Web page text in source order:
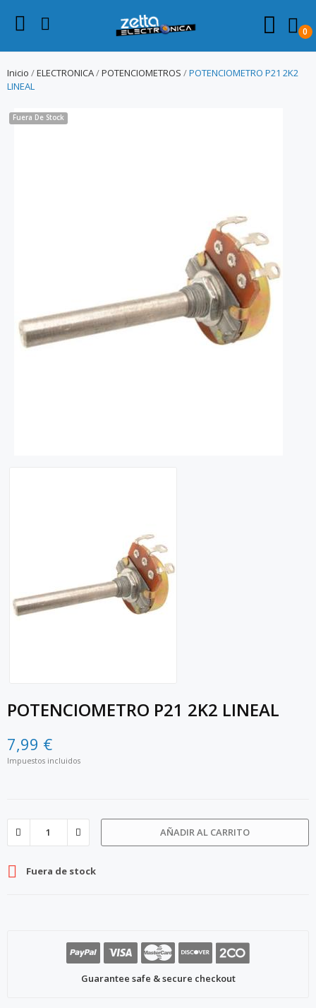
0
Inicio ELECTRONICA POTENCIOMETROS
POTENCIOMETRO P21 2K2
LINEAL
Fuera De Stock
POTENCIOMETRO P21 2K2 LINEAL
7,99 €
Impuestos incluidos
AÑADIR AL CARRITO
 Fuera de stock
Guarantee safe & secure checkout